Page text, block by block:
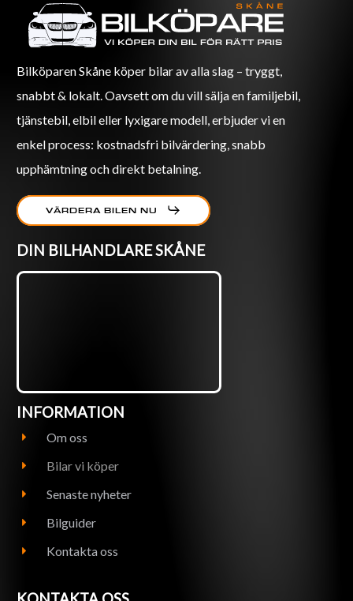
Bilköparen Skåne köper bilar av alla slag – tryggt,
snabbt & lokalt. Oavsett om du vill sälja en familjebil,
tjänstebil, elbil eller lyxigare modell, erbjuder vi en
enkel process: kostnadsfri bilvärdering, snabb
upphämtning och direkt betalning.
VÄRDERA BILEN NU
DIN BILHANDLARE SKÅNE
INFORMATION
Om oss
Bilar vi köper
Senaste nyheter
Bilguider
Kontakta oss